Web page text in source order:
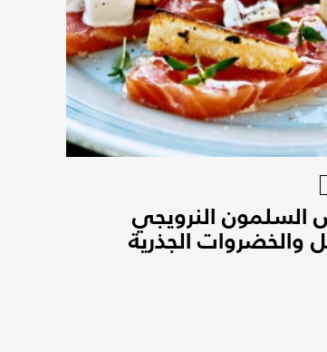
السلمون النرويجي
والخضروات الجذرية